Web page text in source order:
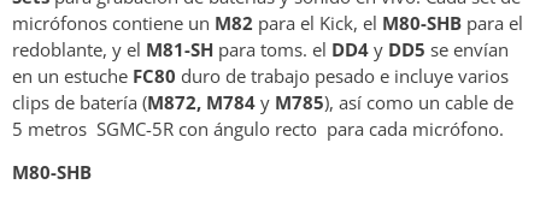
micrófonos contiene un M82 para el Kick, el M80-SHB para el
redoblante, y el M81-SH para toms. el DD4 y DD5 se envían
en un estuche FC80 duro de trabajo pesado e incluye varios
clips de batería (M872, M784 y M785), así como un cable de
5 metros SGMC-5R con ángulo recto para cada micrófono.
M80-SHB